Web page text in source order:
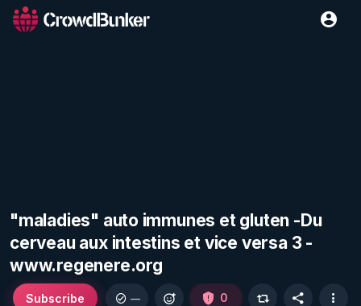
"maladies" auto immunes et gluten -Du
cerveau aux intestins et vice versa 3 -
www.regenere.org
Subscribe — 0